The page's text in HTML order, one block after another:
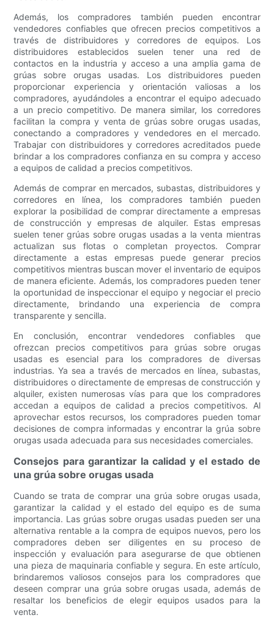
Además, los compradores también pueden encontrar
vendedores confiables que ofrecen precios competitivos a
través de distribuidores y corredores de equipos. Los
distribuidores establecidos suelen tener una red de
contactos en la industria y acceso a una amplia gama de
grúas sobre orugas usadas. Los distribuidores pueden
proporcionar experiencia y orientación valiosas a los
compradores, ayudándoles a encontrar el equipo adecuado
a un precio competitivo. De manera similar, los corredores
facilitan la compra y venta de grúas sobre orugas usadas,
conectando a compradores y vendedores en el mercado.
Trabajar con distribuidores y corredores acreditados puede
brindar a los compradores confianza en su compra y acceso
a equipos de calidad a precios competitivos.
Además de comprar en mercados, subastas, distribuidores y
corredores en línea, los compradores también pueden
explorar la posibilidad de comprar directamente a empresas
de construcción y empresas de alquiler. Estas empresas
suelen tener grúas sobre orugas usadas a la venta mientras
actualizan sus flotas o completan proyectos. Comprar
directamente a estas empresas puede generar precios
competitivos mientras buscan mover el inventario de equipos
de manera eficiente. Además, los compradores pueden tener
la oportunidad de inspeccionar el equipo y negociar el precio
directamente, brindando una experiencia de compra
transparente y sencilla.
En conclusión, encontrar vendedores confiables que
ofrezcan precios competitivos para grúas sobre orugas
usadas es esencial para los compradores de diversas
industrias. Ya sea a través de mercados en línea, subastas,
distribuidores o directamente de empresas de construcción y
alquiler, existen numerosas vías para que los compradores
accedan a equipos de calidad a precios competitivos. Al
aprovechar estos recursos, los compradores pueden tomar
decisiones de compra informadas y encontrar la grúa sobre
orugas usada adecuada para sus necesidades comerciales.
Consejos para garantizar la calidad y el estado de
una grúa sobre orugas usada
Cuando se trata de comprar una grúa sobre orugas usada,
garantizar la calidad y el estado del equipo es de suma
importancia. Las grúas sobre orugas usadas pueden ser una
alternativa rentable a la compra de equipos nuevos, pero los
compradores deben ser diligentes en su proceso de
inspección y evaluación para asegurarse de que obtienen
una pieza de maquinaria confiable y segura. En este artículo,
brindaremos valiosos consejos para los compradores que
deseen comprar una grúa sobre orugas usada, además de
resaltar los beneficios de elegir equipos usados ​​para la
venta.